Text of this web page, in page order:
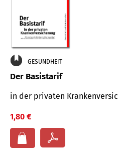
GESUNDHEIT
Der Basistarif
in der privaten
1,80 €